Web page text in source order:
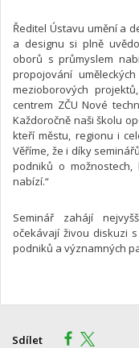
Ředitel Ústavu umění a
a designu si plně
oborů s průmyslem
propojování
mezioborových
centrem ZČU Nové
Každoročně naši školu
kteří městu, regionu i
Věříme, že i díky
podniků o
nabízí.“
Seminář zahájí
očekávají živou diskuzi
podniků a významných
Sdílet